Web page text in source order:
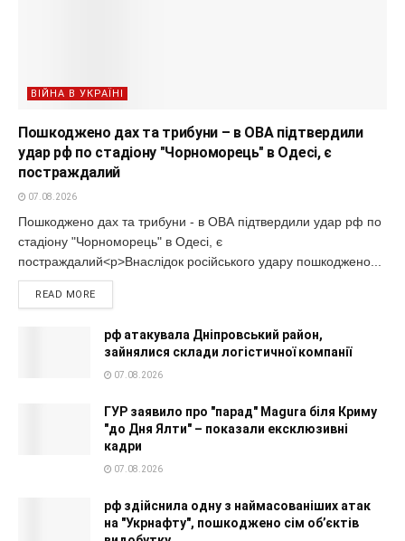
ВІЙНА В УКРАЇНІ
Пошкоджено дах та трибуни – в ОВА підтвердили
удар рф по стадіону "Чорноморець" в Одесі, є
постраждалий
07.08.2026
Пошкоджено дах та трибуни - в ОВА підтвердили удар рф по
стадіону "Чорноморець" в Одесі, є
постраждалий<p>Внаслідок російського удару пошкоджено...
READ MORE
рф атакувала Дніпровський район,
зайнялися склади логістичної компанії
07.08.2026
ГУР заявило про "парад" Magura біля Криму
"до Дня Ялти" – показали ексклюзивні
кадри
07.08.2026
рф здійснила одну з наймасованіших атак
на "Укрнафту", пошкоджено сім об’єктів